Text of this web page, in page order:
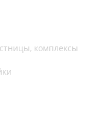
комплексы